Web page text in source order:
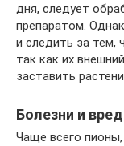
дня, следует
препаратом.
и следить за тем,
так как их
заставить
Болезни и
Чаще всего